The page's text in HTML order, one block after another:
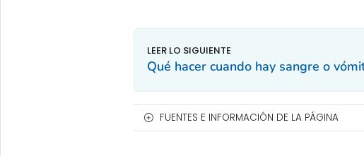
Qué hacer cuando hay sangre o
FUENTES E INFORMACIÓN DE LA PÁGINA